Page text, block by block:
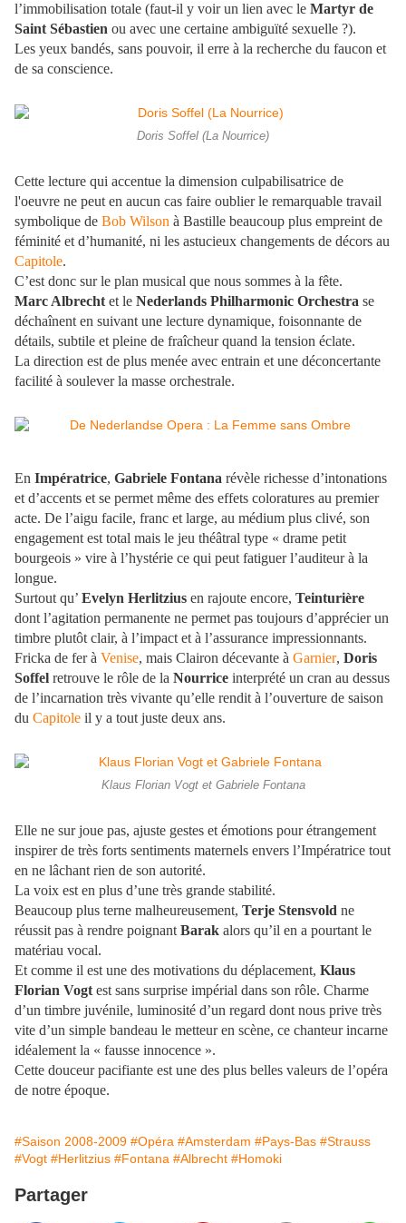
l’immobilisation totale (faut-il y voir un lien avec le Martyr de
Saint Sébastien ou avec une certaine ambiguïté sexuelle ?).
Les yeux bandés, sans pouvoir, il erre à la recherche du faucon et
de sa conscience.
Doris Soffel (La Nourrice)
Cette lecture qui accentue la dimension culpabilisatrice de
l'oeuvre ne peut en aucun cas faire oublier le remarquable travail
symbolique de Bob Wilson à Bastille beaucoup plus empreint de
féminité et d’humanité, ni les astucieux changements de décors au
Capitole.
C’est donc sur le plan musical que nous sommes à la fête.
Marc Albrecht et le Nederlands Philharmonic Orchestra se
déchaînent en suivant une lecture dynamique, foisonnante de
détails, subtile et pleine de fraîcheur quand la tension éclate.
La direction est de plus menée avec entrain et une déconcertante
facilité à soulever la masse orchestrale.
En Impératrice, Gabriele Fontana révèle richesse d’intonations
et d’accents et se permet même des effets coloratures au premier
acte. De l’aigu facile, franc et large, au médium plus clivé, son
engagement est total mais le jeu théâtral type « drame petit
bourgeois » vire à l’hystérie ce qui peut fatiguer l’auditeur à la
longue.
Surtout qu’ Evelyn Herlitzius en rajoute encore, Teinturière
dont l’agitation permanente ne permet pas toujours d’apprécier un
timbre plutôt clair, à l’impact et à l’assurance impressionnants.
Fricka de fer à Venise, mais Clairon décevante à Garnier, Doris
Soffel retrouve le rôle de la Nourrice interprété un cran au dessus
de l’incarnation très vivante qu’elle rendit à l’ouverture de saison
du Capitole il y a tout juste deux ans.
Klaus Florian Vogt et Gabriele Fontana
Elle ne sur joue pas, ajuste gestes et émotions pour étrangement
inspirer de très forts sentiments maternels envers l’Impératrice tout
en ne lâchant rien de son autorité.
La voix est en plus d’une très grande stabilité.
Beaucoup plus terne malheureusement, Terje Stensvold ne
réussit pas à rendre poignant Barak alors qu’il en a pourtant le
matériau vocal.
Et comme il est une des motivations du déplacement, Klaus
Florian Vogt est sans surprise impérial dans son rôle. Charme
d’un timbre juvénile, luminosité d’un regard dont nous prive très
vite d’un simple bandeau le metteur en scène, ce chanteur incarne
idéalement la « fausse innocence ».
Cette douceur pacifiante est une des plus belles valeurs de l’opéra
de notre époque.
#Saison 2008-2009 #Opéra #Amsterdam #Pays-Bas #Strauss
#Vogt #Herlitzius #Fontana #Albrecht #Homoki
Partager